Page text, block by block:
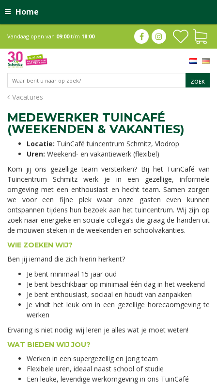
Home
Vacatures
Vandaag open van 09:00t/m 18:00
MEDEWERKER TUINCAFÉ
(WEEKENDEN & VAKANTIES)
Locatie: TuinCafé tuincentrum Schmitz, Vlodrop
Uren: Weekend- en vakantiewerk (flexibel)
Kom jij ons gezellige team versterken? Bij het TuinCafé van
Tuincentrum Schmitz werk je in een gezellige, informele
omgeving met een enthousiast en hecht team. Samen zorgen
we voor een fijne plek waar onze gasten even kunnen
ontspannen tijdens hun bezoek aan het tuincentrum. Wij zijn op
zoek naar energieke en sociale collega’s die graag de handen uit
de mouwen steken in de weekenden en schoolvakanties.
WIE ZOEKEN WIJ?
Ben jij iemand die zich hierin herkent?
Je bent minimaal 15 jaar oud
Je bent beschikbaar op minimaal één dag in het weekend
Je bent enthousiast, sociaal en houdt van aanpakken
Je vindt het leuk om in een gezellige horecaomgeving te
werken
Ervaring is niet nodig: wij leren je alles wat je moet weten!
WAT BIEDEN WIJ JOU?
Werken in een supergezellig en jong team
Flexibele uren, ideaal naast school of studie
Een leuke, levendige werkomgeving in ons TuinCafé